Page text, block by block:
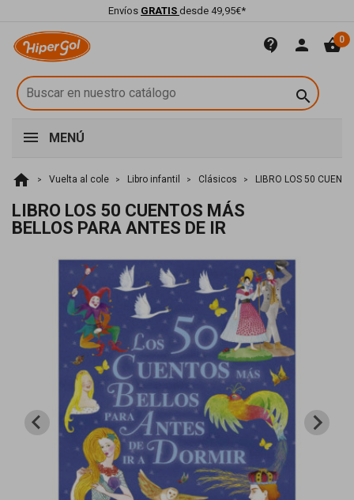
Envíos GRATIS desde 49,95€*
contact_support person shopping_basket0

MENÚ
home Vuelta al cole Libro infantil Clásicos LIBRO LOS 50
LIBRO LOS 50 CUENTOS MÁS
BELLOS PARA ANTES DE IR